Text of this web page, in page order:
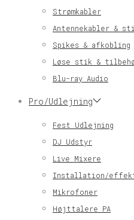
Strømkabler
Antennekabler &
Spikes & afkobling
Løse stik &
Blu-ray Audio
Pro/Udlejning
Fest Udlejning
DJ Udstyr
Live Mixere
Installation/
Mikrofoner
Højttalere PA